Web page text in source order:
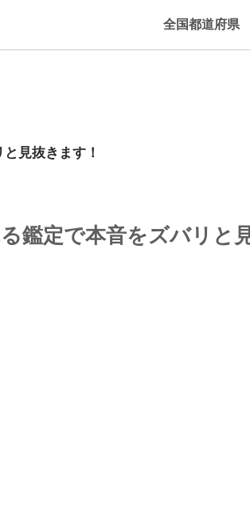
全国都道府県
見抜きます！
鑑定で本音をズバリと